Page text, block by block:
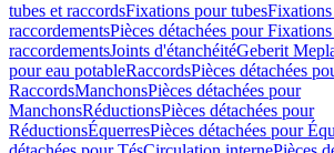
tubes et raccordsFixations pour tubes
raccordementsPièces détachées pour
raccordementsJoints d'étanchéitéGeberit
pour eau potableRaccordsPièces détachées
RaccordsManchonsPièces détachées pour
ManchonsRéductionsPièces détachées pour
RéductionsÉquerresPièces détachées pour